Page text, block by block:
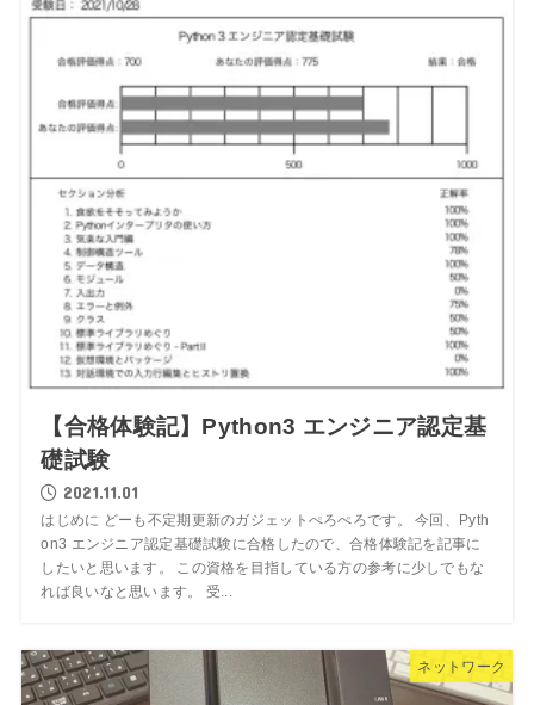
【合格体験記】Python3 エンジニア認定基
礎試験
2021.11.01
はじめに どーも不定期更新のガジェットぺろぺろです。 今回、Pyth
on3 エンジニア認定基礎試験に合格したので、合格体験記を記事に
したいと思います。 この資格を目指している方の参考に少しでもな
れば良いなと思います。 受...
ネットワーク